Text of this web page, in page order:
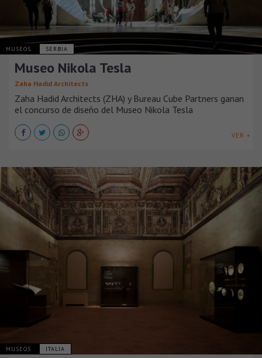
MUSEOS SERBIA
Museo Nikola Tesla
Zaha Hadid Architects
Zaha Hadid Architects (ZHA) y Bureau Cube Partners ganan
el concurso de diseño del Museo Nikola Tesla
VER +
MUSEOS ITALIA